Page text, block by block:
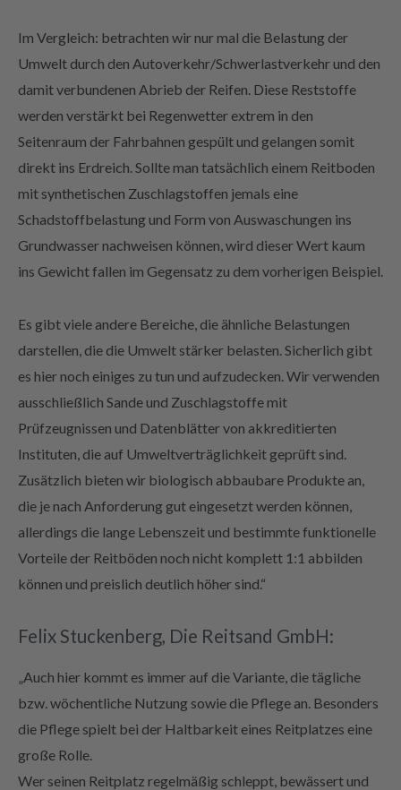
Im Vergleich: betrachten wir nur mal die Belastung der
Umwelt durch den Autoverkehr/Schwerlastverkehr und den
damit verbundenen Abrieb der Reifen. Diese Reststoffe
werden verstärkt bei Regenwetter extrem in den
Seitenraum der Fahrbahnen gespült und gelangen somit
direkt ins Erdreich. Sollte man tatsächlich einem Reitboden
mit synthetischen Zuschlagstoffen jemals eine
Schadstoffbelastung und Form von Auswaschungen ins
Grundwasser nachweisen können, wird dieser Wert kaum
ins Gewicht fallen im Gegensatz zu dem vorherigen Beispiel.
Es gibt viele andere Bereiche, die ähnliche Belastungen
darstellen, die die Umwelt stärker belasten. Sicherlich gibt
es hier noch einiges zu tun und aufzudecken. Wir verwenden
ausschließlich Sande und Zuschlagstoffe mit
Prüfzeugnissen und Datenblätter von akkreditierten
Instituten, die auf Umweltverträglichkeit geprüft sind.
Zusätzlich bieten wir biologisch abbaubare Produkte an,
die je nach Anforderung gut eingesetzt werden können,
allerdings die lange Lebenszeit und bestimmte funktionelle
Vorteile der Reitböden noch nicht komplett 1:1 abbilden
können und preislich deutlich höher sind.“
Felix Stuckenberg, Die Reitsand GmbH:
„Auch hier kommt es immer auf die Variante, die tägliche
bzw. wöchentliche Nutzung sowie die Pflege an. Besonders
die Pflege spielt bei der Haltbarkeit eines Reitplatzes eine
große Rolle.
Wer seinen Reitplatz regelmäßig schleppt, bewässert und